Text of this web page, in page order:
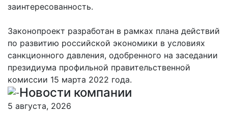
заинтересованность.
Законопроект разработан в рамках плана действий
по развитию российской экономики в условиях
санкционного давления, одобренного на заседании
президиума профильной правительственной
комиссии 15 марта 2022 года.
Новости компании
5 августа, 2026